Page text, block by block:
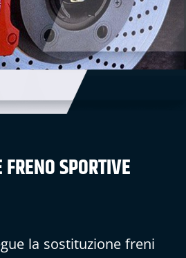
SPORTIVE
la sostituzione freni